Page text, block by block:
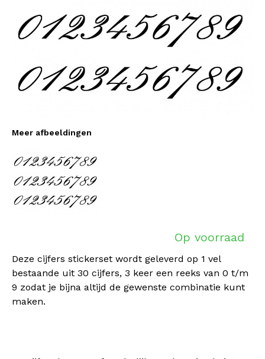
Meer afbeeldingen
Op voorraad
Deze cijfers stickerset wordt geleverd op 1 vel
bestaande uit 30 cijfers, 3 keer een reeks van 0 t/m
9 zodat je bijna altijd de gewenste combinatie kunt
maken.